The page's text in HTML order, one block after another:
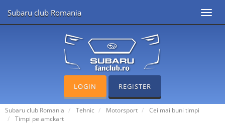
Subaru club Romania
LOGIN REGISTER
Subaru club Romania Tehnic Motorsport
Cei mai buni timpi
Timpi pe amckart